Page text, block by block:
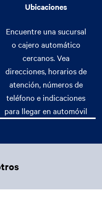
Ubicaciones
Encuentre una sucursal
o cajero automático
cercanos. Vea
direcciones, horarios de
atención, números de
teléfono e indicaciones
para llegar en automóvil